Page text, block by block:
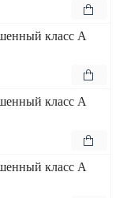
класс А
класс А
класс А